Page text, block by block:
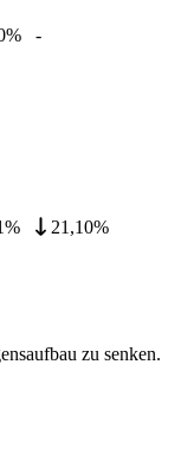
% -
% 21,10%
zu senken.